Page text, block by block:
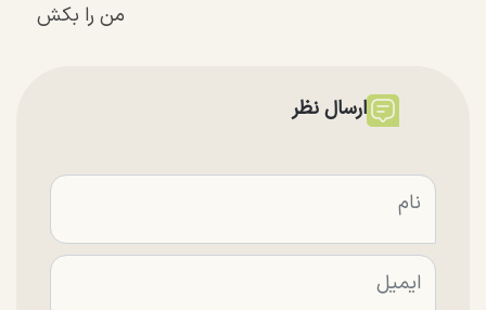
من را بکش
ارسال نظر